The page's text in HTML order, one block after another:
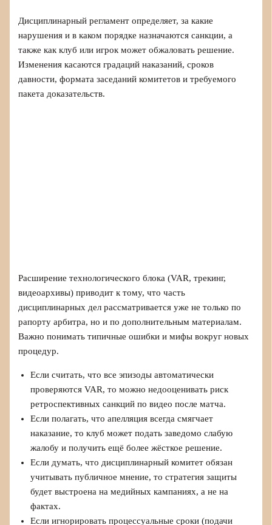
Дисциплинарный регламент определяет, за какие
нарушения и в каком порядке назначаются санкции, а
также как клуб или игрок может обжаловать решение.
Изменения касаются градаций наказаний, сроков
давности, формата заседаний комитетов и требуемого
пакета доказательств.
Расширение технологического блока (VAR, трекинг,
видеоархивы) приводит к тому, что часть
дисциплинарных дел рассматривается уже не только по
рапорту арбитра, но и по дополнительным материалам.
Важно понимать типичные ошибки и мифы вокруг новых
процедур.
Если считать, что все эпизоды автоматически
проверяются VAR, то можно недооценивать риск
ретроспективных санкций по видео после матча.
Если полагать, что апелляция всегда смягчает
наказание, то клуб может подать заведомо слабую
жалобу и получить ещё более жёсткое решение.
Если думать, что дисциплинарный комитет обязан
учитывать публичное мнение, то стратегия защиты
будет выстроена на медийных кампаниях, а не на
фактах.
Если игнорировать процессуальные сроки (подачи